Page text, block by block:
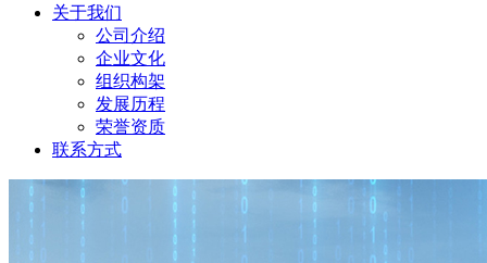
关于我们
公司介绍
企业文化
组织构架
发展历程
荣誉资质
联系方式